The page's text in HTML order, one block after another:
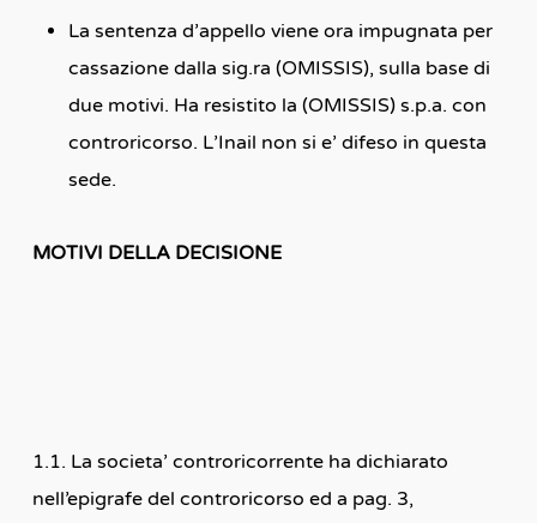
La sentenza d’appello viene ora impugnata per
cassazione dalla sig.ra (OMISSIS), sulla base di
due motivi. Ha resistito la (OMISSIS) s.p.a. con
controricorso. L’Inail non si e’ difeso in questa
sede.
MOTIVI DELLA DECISIONE
1.1. La societa’ controricorrente ha dichiarato
nell’epigrafe del controricorso ed a pag. 3,